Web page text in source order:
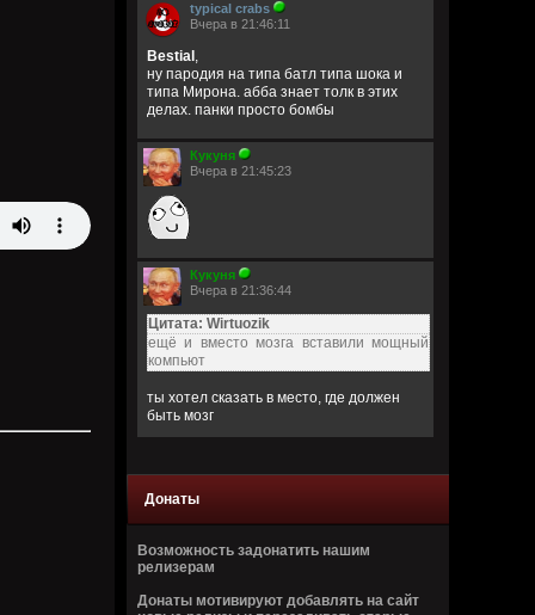
typical crabs
Вчера в 21:46:11
Bestial ,
ну пародия на типа батл типа шока и
типа Мирона. абба знает толк в этих
делах. панки просто бомбы
Кукуня
Вчера в 21:45:23
Кукуня
Вчера в 21:36:44
Цитата: Wirtuozik
ещё и вместо мозга вставили мощный
компьют
ты хотел сказать в место, где должен
быть мозг
Вчера в 20:41:56
Я - робот
Wirtuozik
Вчера в 20:40:37
А если бы мне ещё и вместо мозга
Донаты
Возможность задонатить нашим
релизерам
Донаты мотивируют добавлять на сайт